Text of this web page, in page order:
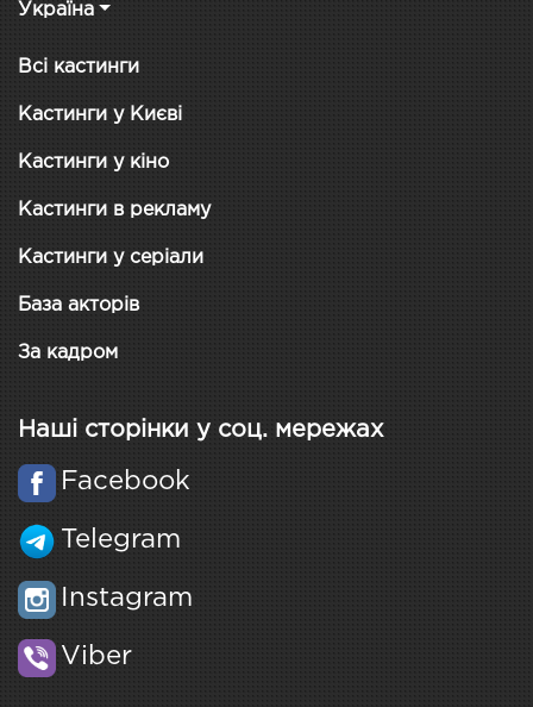
Україна
Всі кастинги
Кастинги у Києві
Кастинги у кіно
Кастинги в рекламу
Кастинги у серіали
База акторів
За кадром
Наші сторінки у соц. мережах
Facebook
Telegram
Instagram
Viber